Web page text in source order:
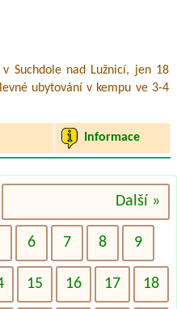
Suchdole nad Lužnicí, jen 18
ubytování v kempu ve 3-4
Informace
Další »
6 7 8 9
15 16 17 18